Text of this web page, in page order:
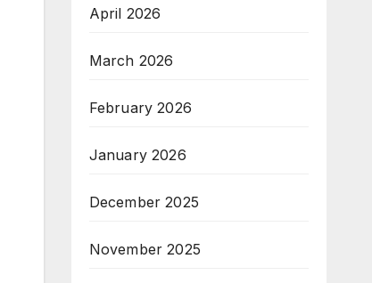
April 2026
March 2026
February 2026
January 2026
December 2025
November 2025